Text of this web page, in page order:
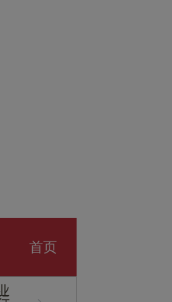
大
首页